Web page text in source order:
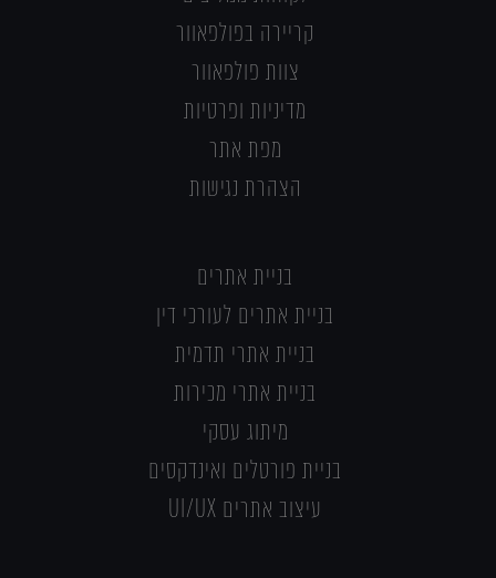
קריירה בפולפאוור
צוות פולפאוור
מדיניות ופרטיות
מפת אתר
הצהרת נגישות
בניית אתרים
בניית אתרים לעורכי דין
בניית אתרי תדמית
בניית אתרי מכירות
מיתוג עסקי
בניית פורטלים ואינדקסים
עיצוב אתרים UI/UX